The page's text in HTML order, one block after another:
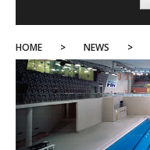
HOME > NEWS >